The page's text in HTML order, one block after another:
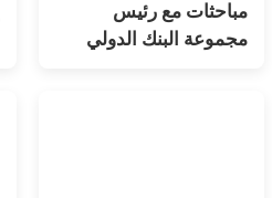
مباحثات مع رئيس
مجموعة البنك الدولي